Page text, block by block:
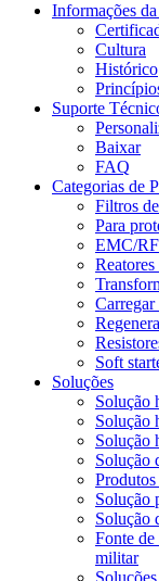
Informações
Cultura
Histórico
Suporte
Baixar
FAQ
Categorias de
Filtros
Para
EMC/
Carregar
Soft
Soluções
Solução
Solução
Solução
Solução
Solução
Solução
Fonte de
militar